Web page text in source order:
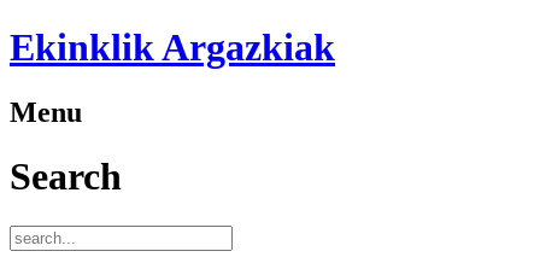
Ekinklik Argazkiak
Menu
Search